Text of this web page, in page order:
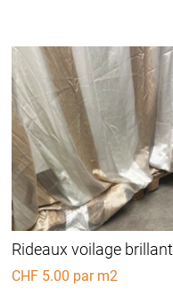
Rideaux voilage brillant
CHF 5.00 par m2